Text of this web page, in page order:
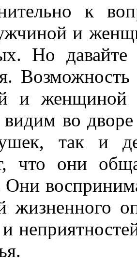
к
и
Но давайте
и женщиной
во дворе
так и
что они
жизненного
и